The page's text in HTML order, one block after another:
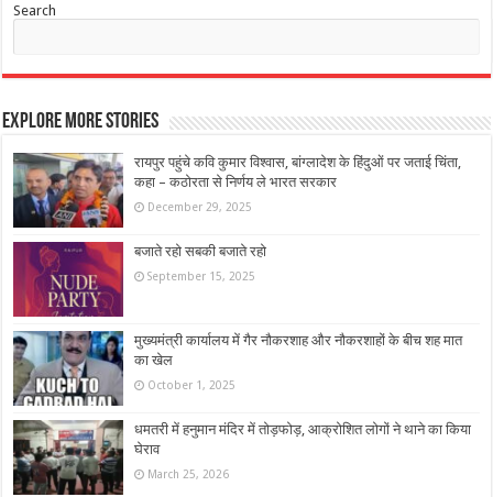
Search
Explore More Stories
रायपुर पहुंचे कवि कुमार विश्वास, बांग्लादेश के हिंदुओं पर जताई चिंता,
कहा – कठोरता से निर्णय ले भारत सरकार
December 29, 2025
बजाते रहो सबकी बजाते रहो
September 15, 2025
मुख्यमंत्री कार्यालय में गैर नौकरशाह और नौकरशाहों के बीच शह मात
का खेल
October 1, 2025
धमतरी में हनुमान मंदिर में तोड़फोड़, आक्रोशित लोगों ने थाने का किया
घेराव
March 25, 2026